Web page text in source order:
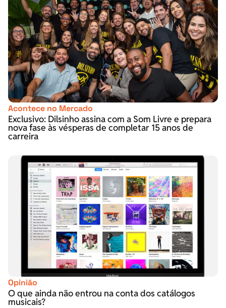
Acontece no Mercado
Exclusivo: Dilsinho assina com a Som Livre e prepara
nova fase às vésperas de completar 15 anos de
carreira
Opinião
O que ainda não entrou na conta dos catálogos
musicais?